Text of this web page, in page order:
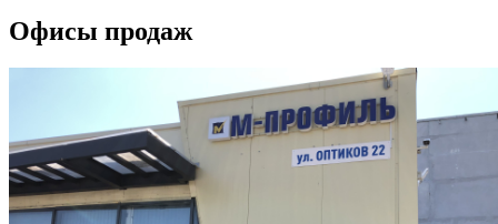
Офисы продаж